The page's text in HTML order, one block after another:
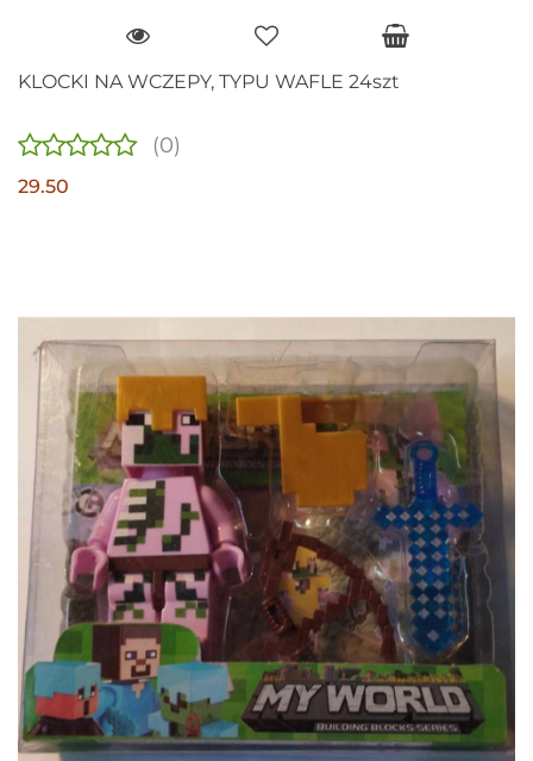
KLOCKI NA WCZEPY, TYPU WAFLE 24szt
(0)
29.50